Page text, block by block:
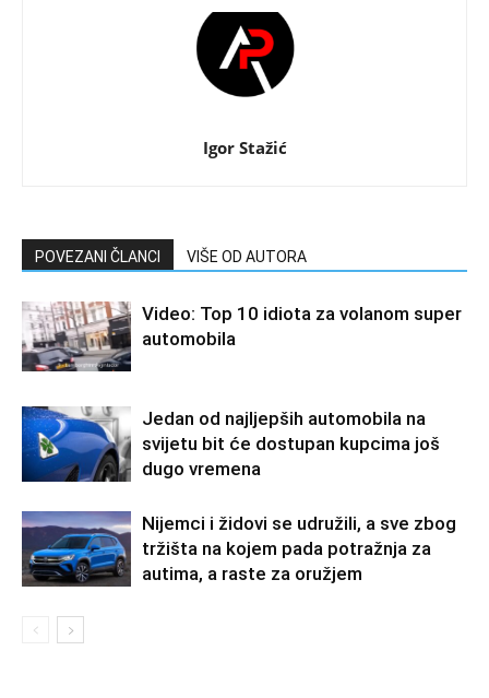
Igor Stažić
POVEZANI ČLANCI VIŠE OD AUTORA
Video: Top 10 idiota za volanom super
automobila
Jedan od najljepših automobila na
svijetu bit će dostupan kupcima još
dugo vremena
Nijemci i židovi se udružili, a sve zbog
tržišta na kojem pada potražnja za
autima, a raste za oružjem